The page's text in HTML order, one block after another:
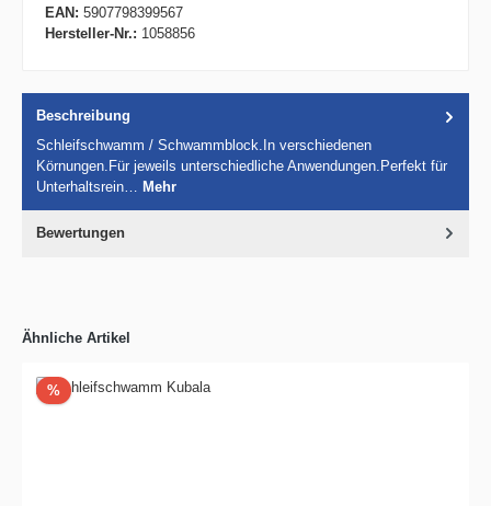
EAN: 5907798399567
Hersteller-Nr.: 1058856
Beschreibung
Schleifschwamm / Schwammblock.In verschiedenen
Körnungen.Für jeweils unterschiedliche Anwendungen.Perfekt für
Unterhaltsrein… Mehr
Bewertungen
Ähnliche Artikel
%Rabatt